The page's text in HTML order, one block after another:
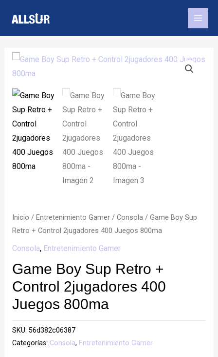
contenido
Main
Inicio / Entretenimiento Gamer/ Consola/ Game Boy Sup
Retro + Control 2jugadores 400 Juegos 800ma
Consola, Entretenimiento Gamer
Game Boy Sup Retro +
Control 2jugadores 400
Juegos 800ma
SKU: 56d382c06387
Categorías: Consola, Entretenimiento Gamer